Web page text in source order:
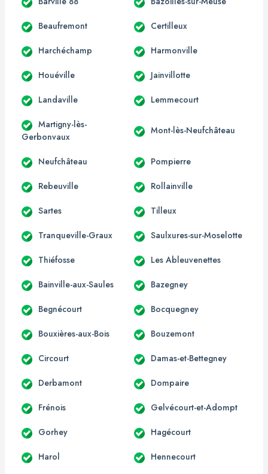
Beaufremont Certilleux
Harchéchamp Harmonville
Houéville Jainvillotte
Landaville Lemmecourt
Martigny-lès-
Gerbonvaux
Mont-lès-Neufchâteau
Neufchâteau Pompierre
Rebeuville Rollainville
Sartes Tilleux
Tranqueville-Graux Saulxures-sur-Moselotte
Thiéfosse Les Ableuvenettes
Bainville-aux-Saules Bazegney
Begnécourt Bocquegney
Bouxières-aux-Bois Bouzemont
Circourt Damas-et-Bettegney
Derbamont Dompaire
Frénois Gelvécourt-et-Adompt
Gorhey Hagécourt
Harol Hennecourt